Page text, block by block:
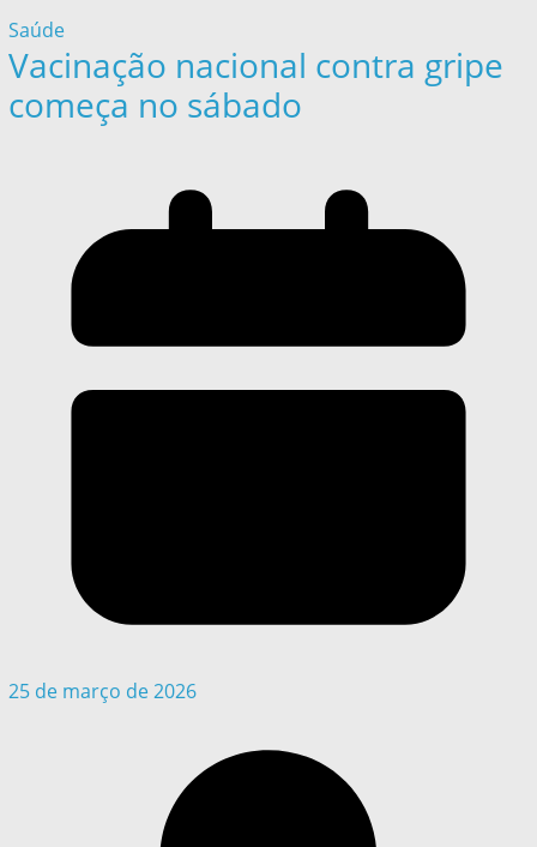
Saúde
Vacinação nacional contra gripe
começa no sábado
25 de março de 2026